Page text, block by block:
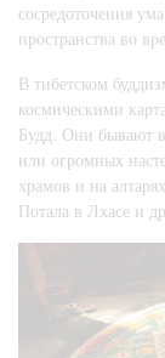
сосредоточения
пространства во
В тибетском
космическими
Будд. Они бывают
или огромных
храмов и на
Потала в Лхасе и